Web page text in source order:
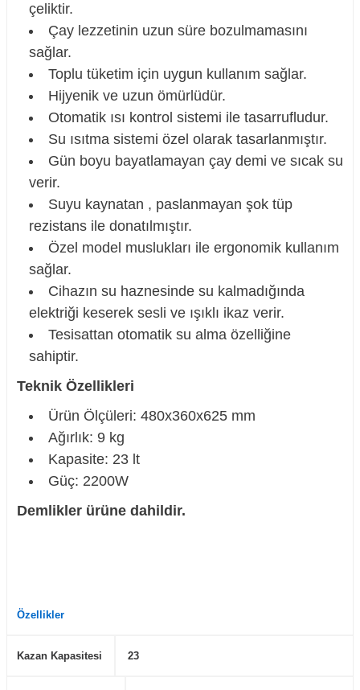
çeliktir.
Çay lezzetinin uzun süre bozulmamasını
sağlar.
Toplu tüketim için uygun kullanım sağlar.
Hijyenik ve uzun ömürlüdür.
Otomatik ısı kontrol sistemi ile tasarrufludur.
Su ısıtma sistemi özel olarak tasarlanmıştır.
Gün boyu bayatlamayan çay demi ve sıcak su
verir.
Suyu kaynatan , paslanmayan şok tüp
rezistans ile donatılmıştır.
Özel model muslukları ile ergonomik kullanım
sağlar.
Cihazın su haznesinde su kalmadığında
elektriği keserek sesli ve ışıklı ikaz verir.
Tesisattan otomatik su alma özelliğine
sahiptir.
Teknik Özellikleri
Ürün Ölçüleri: 480x360x625 mm
Ağırlık: 9 kg
Kapasite: 23 lt
Güç: 2200W
Demlikler ürüne dahildir.
Özellikler
Kazan Kapasitesi 23